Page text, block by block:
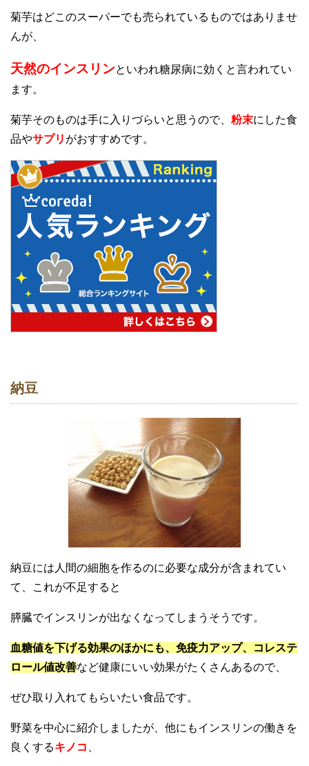
菊芋はどこのスーパーでも売られているものではありませ
んが、
天然のインスリンといわれ糖尿病に効くと言われてい
ます。
菊芋そのものは手に入りづらいと思うので、 粉末にした食
品やサプリ がおすすめです。
納豆
納豆には人間の細胞を作るのに必要な成分が含まれてい
て、これが不足すると
膵臓でインスリンが出なくなってしまうそうです。
血糖値を下げる効果のほかにも、免疫力アップ、コレステ
ロール値改善など健康にいい効果がたくさんあるので、
ぜひ取り入れてもらいたい食品です。
野菜を中心に紹介しましたが、他にもインスリンの働きを
良くするキノコ